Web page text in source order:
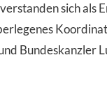
sich als
Bundeskanzler